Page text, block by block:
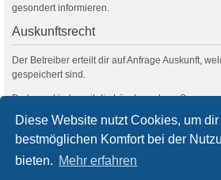
Diese Website nutzt Cookies, um dir
bestmöglichen Komfort bei der
bieten. Mehr erfahren
gesondert informieren.
Auskunftsrecht
Der Betreiber erteilt dir auf Anfrage Auskunft,
gespeichert sind.
Du kannst jederzeit die Löschung bzw.
Foren-Übersicht Kontakt